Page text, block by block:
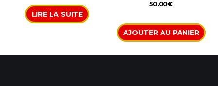
LIRE LA SUITE
5
50.00€
AJOUTER AU PANIER